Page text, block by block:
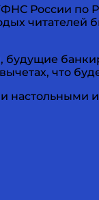
России по
читателей
что
настольными